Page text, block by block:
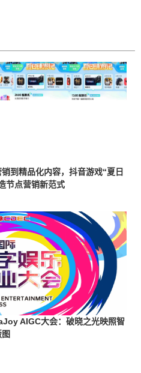
到精品化内容，抖音游戏“夏日
节点营销新范式
AIGC大会：破晓之光映照智